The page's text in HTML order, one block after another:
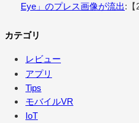
Eye」のプレス画像が流出:【
カテゴリ
レビュー
アプリ
Tips
モバイルVR
IoT